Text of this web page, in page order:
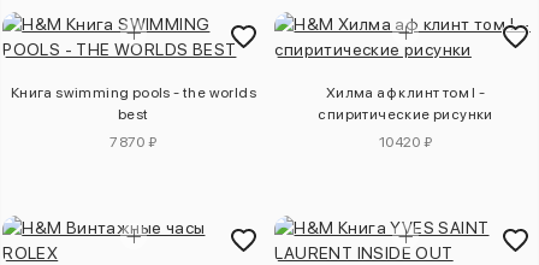
Книга swimming pools - the worlds
best
7870 ₽
Хилма аф клинт том l -
спиритические рисунки
10420 ₽